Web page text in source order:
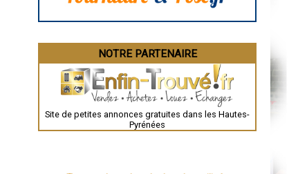
Guéret
Besançon
Évreux
Chartres
Nîmes
Auch
NOTRE PARTENAIRE
Site de petites annonces gratuites dans les Hautes-
Pyrénées